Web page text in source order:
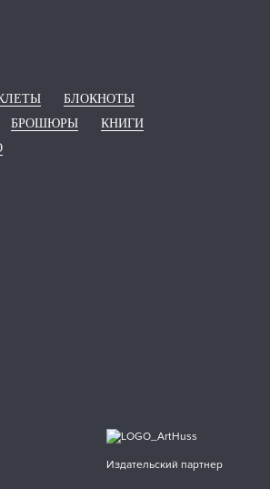
БЛОКНОТЫ
БРОШЮРЫ
КНИГИ
Издательский партнер